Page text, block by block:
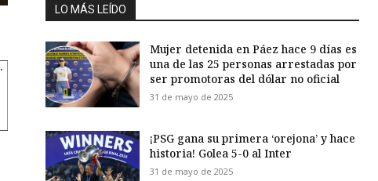
LO MÁS LEÍDO
Mujer detenida en Páez hace 9 días es
una de las 25 personas arrestadas por
ser promotoras del dólar no oficial
31 de mayo de 2025
¡PSG gana su primera ‘orejona’ y hace
historia! Golea 5-0 al Inter
31 de mayo de 2025